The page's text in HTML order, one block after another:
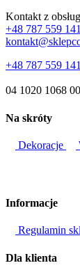
Kontakt z
+48 787 559 141
+48 787 559 141
04 1020 1068
Na skróty
Dekoracje
Informacje
Regulamin
Dla klienta